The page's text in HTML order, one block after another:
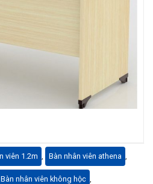
viên 1.2m Bàn nhân viên athena
Bàn nhân viên không hộc